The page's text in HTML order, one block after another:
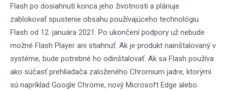
Flash po dosiahnutí konca jeho životnosti a plánuje
zablokovať spustenie obsahu používajúceho technológiu
Flash od 12. januára 2021. Po ukončení podpory už nebude
možné Flash Player ani stiahnuť. Ak je produkt nainštalovaný v
systéme, bude potrebné ho odinštalovať. Ak sa Flash používa
ako súčasť prehliadača založeného Chromium jadre, ktorými
sú napríklad Google Chrome, nový Microsoft Edge alebo